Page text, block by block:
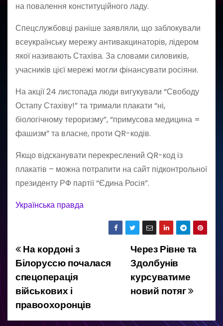
на повалення конституційного ладу.
Спецслужбовці раніше заявляли, що заблокували
всеукраїнську мережу антивакцинаторів, лідером
якої називають Стахіва. За словами силовиків,
учасників цієї мережі могли фінансувати росіяни.
На акції 24 листопада люди вигукували “Свободу
Остапу Стахіву!” та тримали плакати “ні,
біологічному тероризму”, “примусова медицина =
фашизм” та власне, проти QR-кодів.
Якщо відсканувати перекреслений QR-код із
плакатів – можна потрапити на сайт підконтрольної
президенту РФ партії “Єдина Росія”.
Українська правда
Н
а
в
і
Через Рівне та
Здолбунів
курсуватиме
новий потяг
На кордоні з
Білоруссю почалася
спецоперація
військових і
правоохоронців